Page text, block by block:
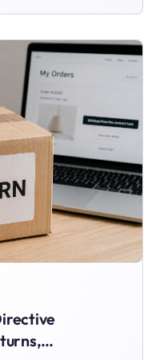
what changes are
and avoid